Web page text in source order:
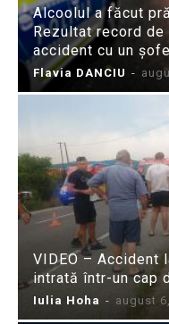
Alcoolul a făcut
Rezultat record
accident cu un
Flavia DANCIU -
VIDEO – Accident
intrată într-un cap
Iulia Hoha - august